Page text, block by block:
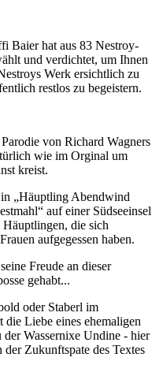
Baier hat aus 83 Nestroy-
und verdichtet, um Ihnen
Werk ersichtlich zu
restlos zu begeistern.
von Richard Wagners
wie im Orginal um
kreist.
„Häuptling Abendwind
auf einer Südseeinsel
die sich
aufgegessen haben.
Freude an dieser
gehabt...
oder Staberl im
die Liebe eines ehemaligen
der Wassernixe Undine - hier
Zukunftspate des Textes